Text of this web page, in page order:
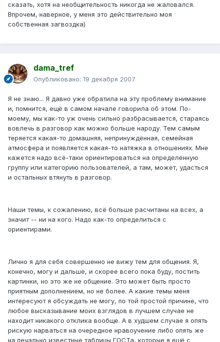
сказать, хотя на необщительность никогда не жаловался.
Впрочем, наверное, у меня это действительно моя
собственная загвоздка)
dama_tref
Опубликовано: 19 декабря 2007
Я не знаю... Я давно уже обратила на эту проблему внимание
и, помнится, ещё в самом начале говорила об этом. По-
моему, мы как-то уж очень сильно разбрасывается, стараясь
вовлечь в разговор как можно больше народу. Тем самым
теряется какая-то домашняя, непринуждённая, семейная
атмосфера и появляется какая-то натяжка в отношениях. Мне
кажется надо всё-таки ориентироваться на определённую
группу или категорию пользователей, а там, может, удасться
и остальных втянуть в разговор.
Наши темы, к сожалению, всё больше расчитаны на всех, а
значит -- ни на кого. Надо как-то определиться с
ориентирами.
Лично я для себя совершенно не вижу тем для общения. Я,
конечно, могу и дальше, и скорее всего пока буду, постить
картинки, но это же не общение. Это может быть просто
приятным дополнением, но не более. А какие темы меня
интересуют я обсуждать не могу, по той простой причине, что
любое высказывание моих взглядов в лучшем случае не
находит никакого отклика вообще. А в худшем случае я опять
рискую нарваться на очередное нравоучение либо опять же
на печально известные таблицы ГОСТа, которые я ещё с